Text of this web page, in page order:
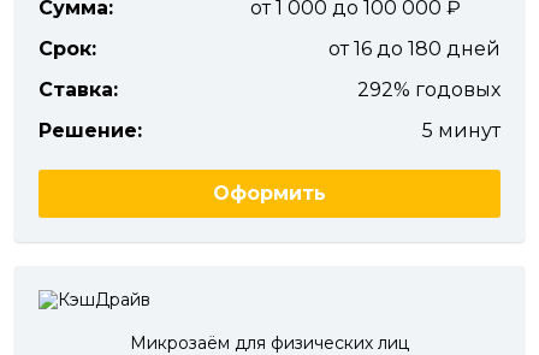
Сумма:
от 1 000 до 100 000
Срок:
от 16 до 180 дней
Ставка:
292% годовых
Решение:
5 минут
Оформить
Микрозаём для физических лиц